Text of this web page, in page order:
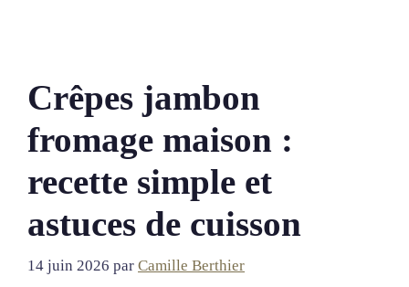
Crêpes jambon
fromage maison :
recette simple et
astuces de cuisson
14 juin 2026 par Camille Berthier